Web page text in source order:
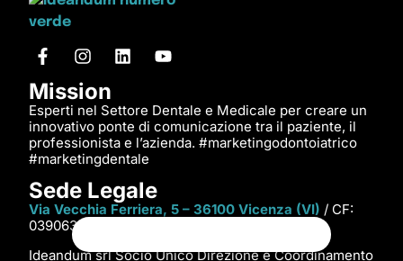
Mission
Esperti nel Settore Dentale e Medicale per creare un
innovativo ponte di comunicazione tra il paziente, il
professionista e l’azienda. #marketingodontoiatrico
#marketingdentale
Sede Legale
Via Vecchia Ferriera, 5 – 36100 Vicenza (VI) / CF:
03906300243
Ideandum srl Socio Unico Direzione e Coordinamento